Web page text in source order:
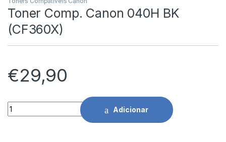
Toner Comp. Canon 040H BK
(CF360X)
€29,90
Toner Comp. Canon 040H BK (CF360X) quantidade
Adicionar